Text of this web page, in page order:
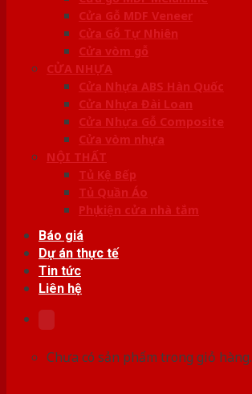
Cửa Gỗ MDF Veneer
Cửa Gỗ Tự Nhiên
Cửa vòm gỗ
CỬA NHỰA
Cửa Nhựa ABS Hàn Quốc
Cửa Nhựa Đài Loan
Cửa Nhựa Gỗ Composite
Cửa vòm nhựa
NỘI THẤT
Tủ Kệ Bếp
Tủ Quần Áo
Phụ kiện cửa nhà tắm
Báo giá
Dự án thực tế
Tin tức
Liên hệ
Chưa có sản phẩm trong giỏ hàng.